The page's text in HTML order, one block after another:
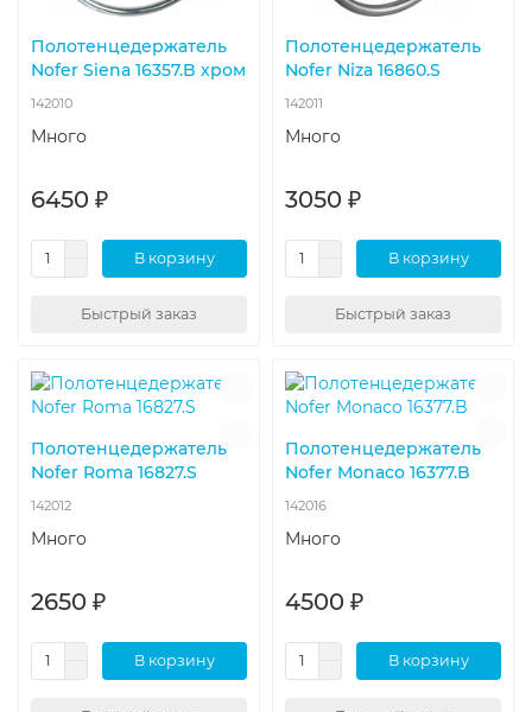
Полотенцедержатель
Nofer Siena 16357.B хром
142010
Много
6450 ₽
В корзину
Быстрый заказ
Полотенцедержатель
Nofer Niza 16860.S
142011
Много
3050 ₽
В корзину
Быстрый заказ
Полотенцедержатель
Nofer Roma 16827.S
142012
Много
2650 ₽
В корзину
Полотенцедержатель
Nofer Monaco 16377.B
142016
Много
4500 ₽
В корзину